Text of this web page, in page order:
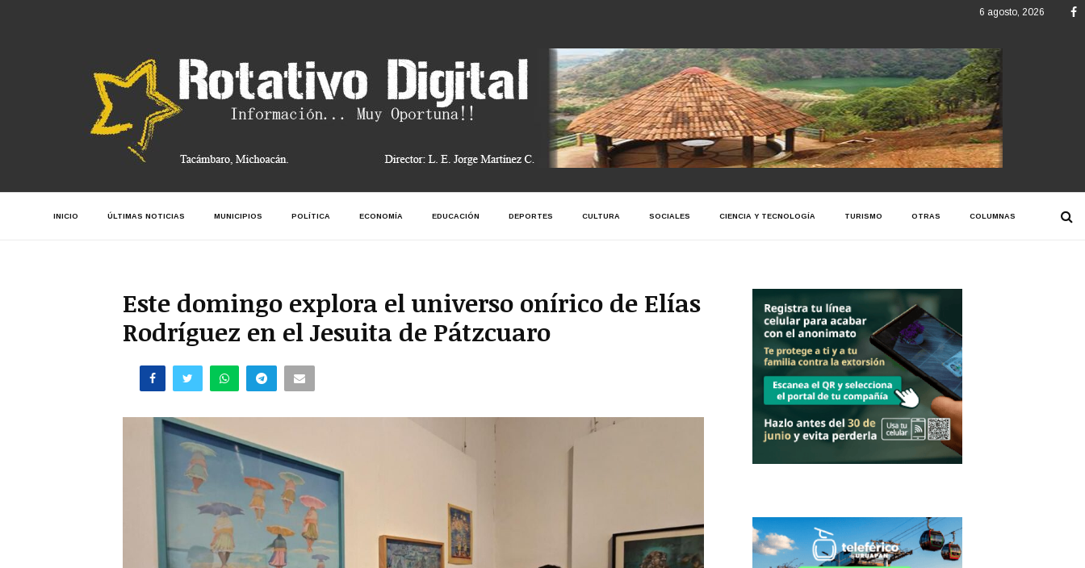
6 agosto, 2026
INICIO ÚLTIMAS NOTICIAS MUNICIPIOS POLÍTICA ECONOMÍA EDUCACIÓN DEPORTES CULTURA SOCIALES CIENCIA Y TECNOLOGÍA TURISMO OTRAS COLUMNAS
Este domingo explora el universo onírico de Elías
Rodríguez en el Jesuita de Pátzcuaro